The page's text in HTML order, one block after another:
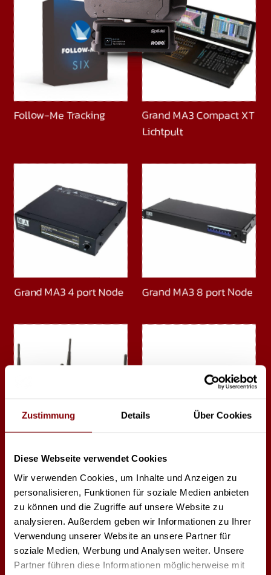
Zustimmung Details Über Cookies
Diese Webseite verwendet Cookies
Wir verwenden Cookies, um Inhalte und Anzeigen zu
personalisieren, Funktionen für soziale Medien anbieten
zu können und die Zugriffe auf unsere Website zu
analysieren. Außerdem geben wir Informationen zu Ihrer
Verwendung unserer Website an unsere Partner für
soziale Medien, Werbung und Analysen weiter. Unsere
Partner führen diese Informationen möglicherweise mit
Follow-Me Tracking
Grand MA3 Compact XT
Lichtpult
Grand MA3 4 port Node Grand MA3 8 port Node
Lumenradio CRMX
Luminex LumiNode 12